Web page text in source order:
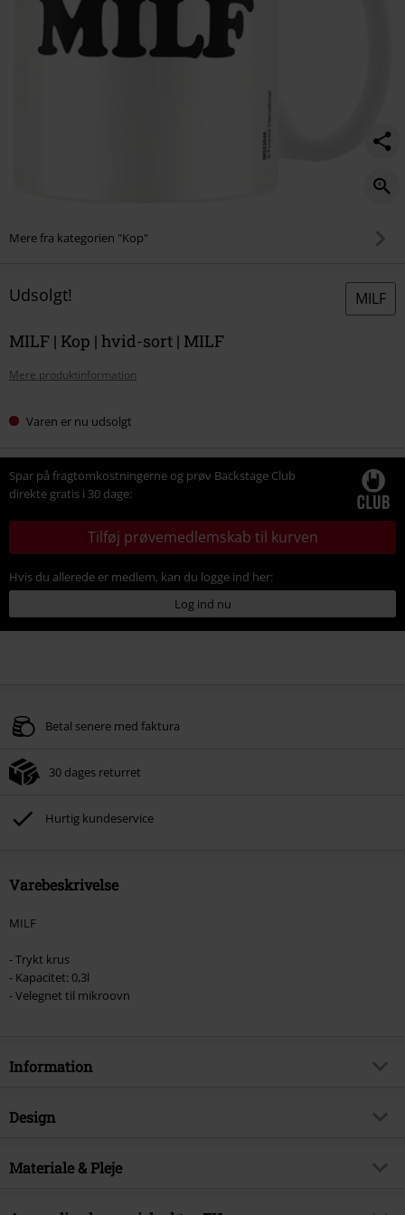
Mere fra kategorien "Kop"
Udsolgt! MILF
MILF | Kop | hvid-sort | MILF
Mere produktinformation
Varen er nu udsolgt
Spar på fragtomkostningerne og prøv Backstage Club
direkte gratis i 30 dage:
Tilføj prøvemedlemskab til kurven
Hvis du allerede er medlem, kan du logge ind her:
Log ind nu
Betal senere med faktura
30 dages returret
Hurtig kundeservice
Varebeskrivelse
MILF
- Trykt krus
- Kapacitet: 0,3l
- Velegnet til mikroovn
Information
Artikelnr.
Produktemne
Design
Produkttype
Materiale & Pleje
Ydermateriale
Keramik